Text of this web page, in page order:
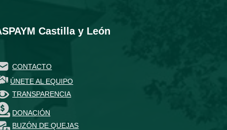
Castilla y León
CONTACTO
ÚNETE AL EQUIPO
TRANSPARENCIA
DONACIÓN
BUZÓN DE QUEJAS